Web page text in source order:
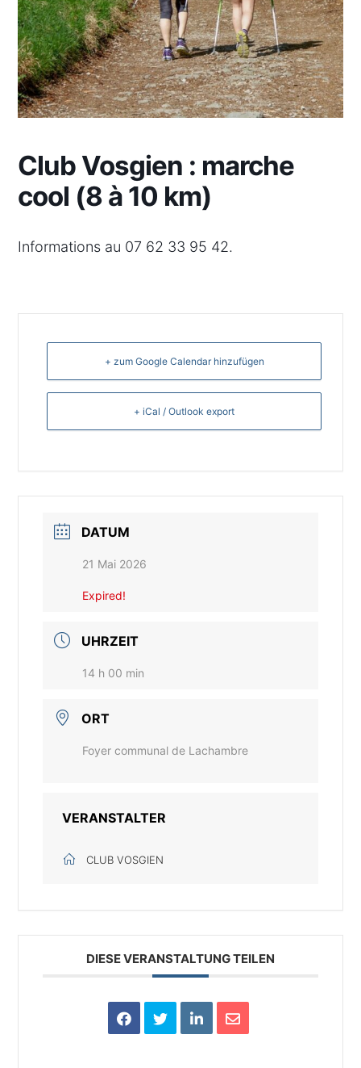
Club Vosgien : marche
cool (8 à 10 km)
Informations au 07 62 33 95 42.
+ zum Google Calendar hinzufügen
+ iCal / Outlook export
DATUM
21 Mai 2026
Expired!
UHRZEIT
14 h 00 min
ORT
Foyer communal de Lachambre
VERANSTALTER
CLUB VOSGIEN
DIESE VERANSTALTUNG TEILEN